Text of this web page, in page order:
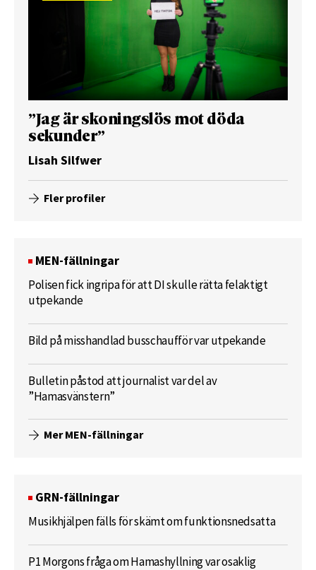
”Jag är skoningslös mot döda
sekunder”
Lisah Silfwer
Fler profiler
MEN-fällningar
Polisen fick ingripa för att DI skulle rätta felaktigt
utpekande
Bild på misshandlad busschaufför var utpekande
Bulletin påstod att journalist var del av
”Hamasvänstern”
Mer MEN-fällningar
GRN-fällningar
Musikhjälpen fälls för skämt om funktionsnedsatta
P1 Morgons fråga om Hamashyllning var osaklig